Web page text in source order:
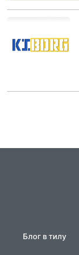
Блог в тилу